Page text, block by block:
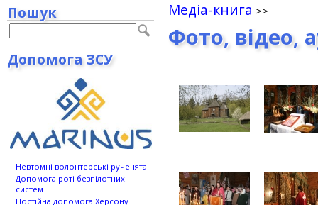
Медіа-книга
Фото, відео,
Пошук
Допомога ЗСУ
Невтомні волонтерські рученята
Допомога роті безпілотних
систем
Постійна допомога Херсону